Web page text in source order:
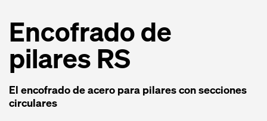
Encofrado de
pilares RS
El encofrado de acero para pilares con secciones
circulares